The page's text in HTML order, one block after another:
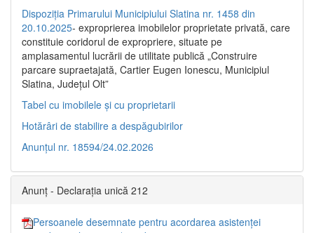
Dispoziția Primarului Municipiului Slatina nr. 1458 din
20.10.2025- exproprierea imobilelor proprietate privată, care
constituie coridorul de expropriere, situate pe
amplasamentul lucrării de utilitate publică „Construire
parcare supraetajată, Cartier Eugen Ionescu, Municipiul
Slatina, Județul Olt”
Tabel cu imobilele și cu proprietarii
Hotărâri de stabilire a despăgubirilor
Anunțul nr. 18594/24.02.2026
Anunț - Declarația unică 212
Persoanele desemnate pentru acordarea asistenței